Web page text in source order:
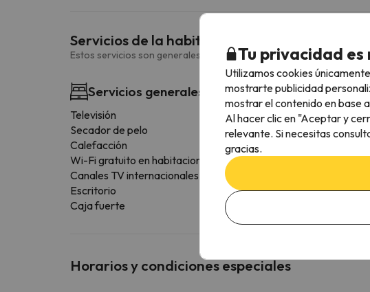
Servicios de la habitación
Estos servicios son generales y pueden variar según la tipología de
Servicios generales habitación
Televisión
Secador de pelo
Calefacción
Wi-Fi gratuito en habitaciones
Canales TV internacionales
Escritorio
Caja fuerte
WC
Horarios y condiciones especiales
Tu privacidad
Utilizamos cookies
mostrarte publicidad
mostrar el contenido en base
Al hacer clic en "Aceptar y
relevante. Si necesitas
gracias.